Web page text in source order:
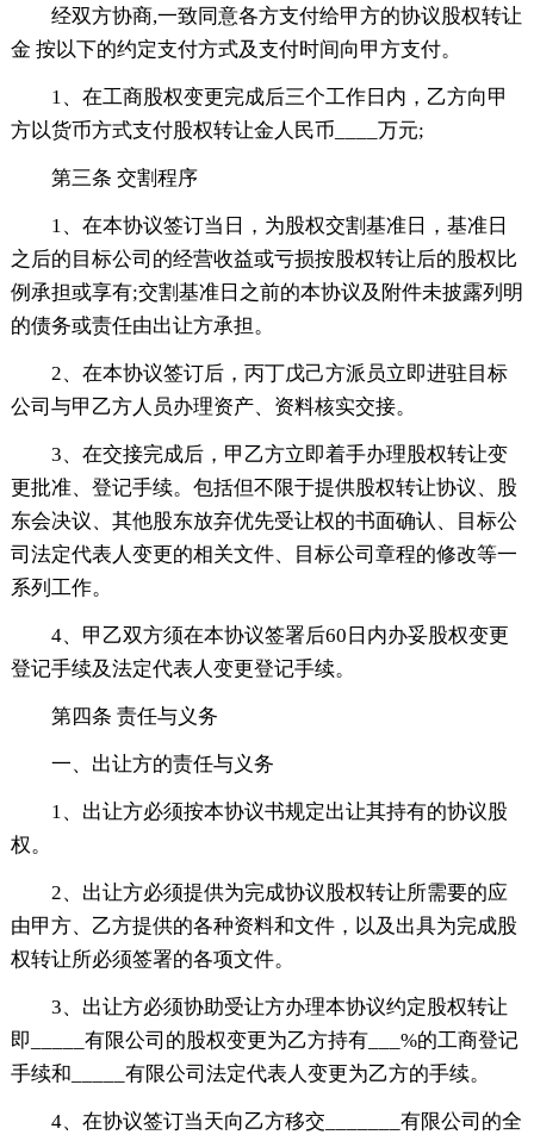
经双方协商,一致同意各方支付给甲方的协议股权转让
金 按以下的约定支付方式及支付时间向甲方支付。
1、在工商股权变更完成后三个工作日内，乙方向甲
方以货币方式支付股权转让金人民币____万元;
第三条 交割程序
1、在本协议签订当日，为股权交割基准日，基准日
之后的目标公司的经营收益或亏损按股权转让后的股权比
例承担或享有;交割基准日之前的本协议及附件未披露列明
的债务或责任由出让方承担。
2、在本协议签订后，丙丁戊己方派员立即进驻目标
公司与甲乙方人员办理资产、资料核实交接。
3、在交接完成后，甲乙方立即着手办理股权转让变
更批准、登记手续。包括但不限于提供股权转让协议、股
东会决议、其他股东放弃优先受让权的书面确认、目标公
司法定代表人变更的相关文件、目标公司章程的修改等一
系列工作。
4、甲乙双方须在本协议签署后60日内办妥股权变更
登记手续及法定代表人变更登记手续。
第四条 责任与义务
一、出让方的责任与义务
1、出让方必须按本协议书规定出让其持有的协议股
权。
2、出让方必须提供为完成协议股权转让所需要的应
由甲方、乙方提供的各种资料和文件，以及出具为完成股
权转让所必须签署的各项文件。
3、出让方必须协助受让方办理本协议约定股权转让
即_____有限公司的股权变更为乙方持有___%的工商登记
手续和_____有限公司法定代表人变更为乙方的手续。
4、在协议签订当天向乙方移交_______有限公司的全